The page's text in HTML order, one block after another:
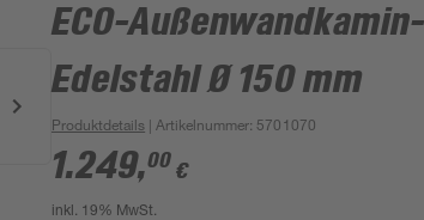
ECO-
Edelstahl Ø 150 mm
Produktdetails | Artikelnummer: 5701070
1.249,00 €
inkl. 19% MwSt.